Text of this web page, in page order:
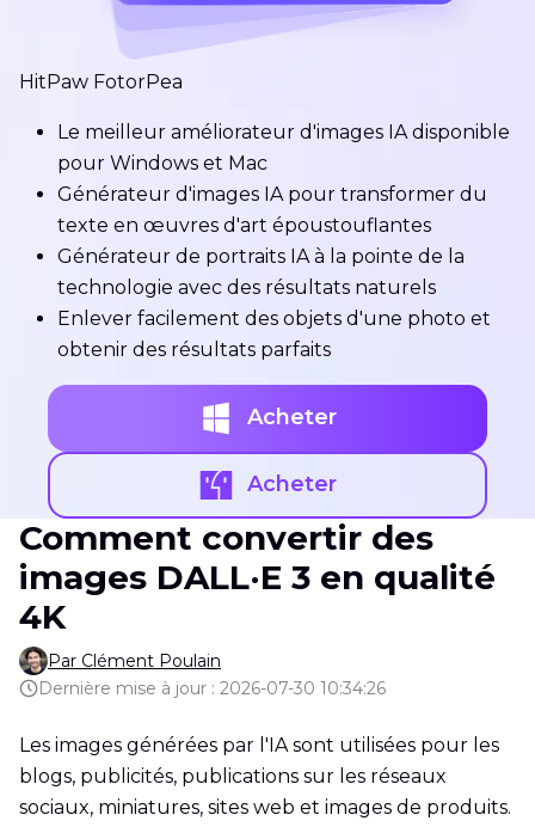
HitPaw FotorPea
Le meilleur améliorateur d'images IA disponible
pour Windows et Mac
Générateur d'images IA pour transformer du
texte en œuvres d'art époustouflantes
Générateur de portraits IA à la pointe de la
technologie avec des résultats naturels
Enlever facilement des objets d'une photo et
obtenir des résultats parfaits
Acheter
Acheter
Comment convertir des
images DALL·E 3 en qualité
4K
Par Clément Poulain
Dernière mise à jour : 2026-07-30 10:34:26
Les images générées par l'IA sont utilisées pour les
blogs, publicités, publications sur les réseaux
sociaux, miniatures, sites web et images de produits.